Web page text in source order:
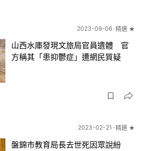
2023-09-06 精選 ★
山西水庫發現文旅局官員遺體 官
方稱其「患抑鬱症」遭網民質疑
2023-02-21 精選 ★
盤錦市教育局長去世死因眾說紛